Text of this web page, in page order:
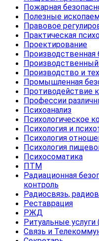
Пожарная
Полезные
Правовое
Практическая
Проектирование
Производственная
Производственный
Производство и
Промышленная
Противодействие
Профессии
Психоанализ
Психологическое
Психология и
Психология
Психология
Психосоматика
ПТМ
Радиационная
контроль
Радиосвязь,
Реставрация
РЖД
Ритуальные услуги
Связь и